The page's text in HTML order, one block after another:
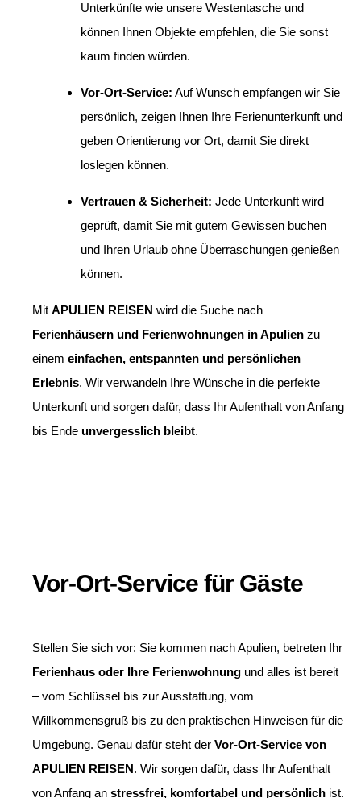
Unterkünfte wie unsere Westentasche und
können Ihnen Objekte empfehlen, die Sie sonst
kaum finden würden.
Vor-Ort-Service: Auf Wunsch empfangen wir Sie
persönlich, zeigen Ihnen Ihre Ferienunterkunft und
geben Orientierung vor Ort, damit Sie direkt
loslegen können.
Vertrauen & Sicherheit: Jede Unterkunft wird
geprüft, damit Sie mit gutem Gewissen buchen
und Ihren Urlaub ohne Überraschungen genießen
können.
Mit APULIEN REISEN wird die Suche nach
Ferienhäusern und Ferienwohnungen in Apulien zu
einem einfachen, entspannten und persönlichen
Erlebnis. Wir verwandeln Ihre Wünsche in die perfekte
Unterkunft und sorgen dafür, dass Ihr Aufenthalt von Anfang
bis Ende unvergesslich bleibt.
Vor-Ort-Service für Gäste
Stellen Sie sich vor: Sie kommen nach Apulien, betreten Ihr
Ferienhaus oder Ihre Ferienwohnung und alles ist bereit
– vom Schlüssel bis zur Ausstattung, vom
Willkommensgruß bis zu den praktischen Hinweisen für die
Umgebung. Genau dafür steht der Vor-Ort-Service von
APULIEN REISEN. Wir sorgen dafür, dass Ihr Aufenthalt
von Anfang an stressfrei, komfortabel und persönlich ist.